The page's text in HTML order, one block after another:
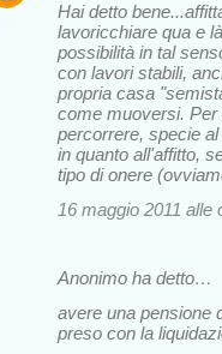
Hai detto
lavoricchiare qua e
possibilità in tal
con lavori stabili,
propria casa
come muoversi. Per
percorrere, specie
in quanto all'affitto,
tipo di onere
16 maggio 2011 alle
Anonimo ha detto…
avere una pensione
preso con la